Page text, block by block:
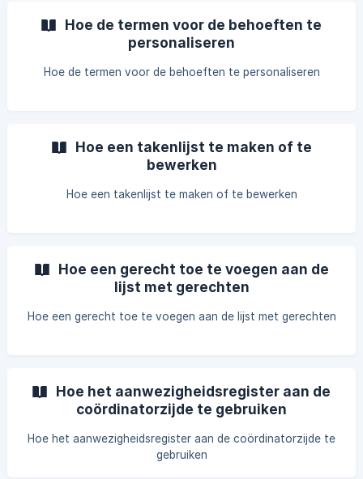
Hoe de termen voor de behoeften te
personaliseren
Hoe de termen voor de behoeften te personaliseren
Hoe een takenlijst te maken of te
bewerken
Hoe een takenlijst te maken of te bewerken
Hoe een gerecht toe te voegen aan de
lijst met gerechten
Hoe een gerecht toe te voegen aan de lijst met gerechten
Hoe het aanwezigheidsregister aan de
coördinatorzijde te gebruiken
Hoe het aanwezigheidsregister aan de coördinatorzijde te
gebruiken